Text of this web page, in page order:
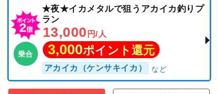
乗合
★夜★イカメタルで狙うアカイカ釣りプ
ラン
13,000 円/人
3,000ポイント還元
アカイカ（ケンサキイカ）